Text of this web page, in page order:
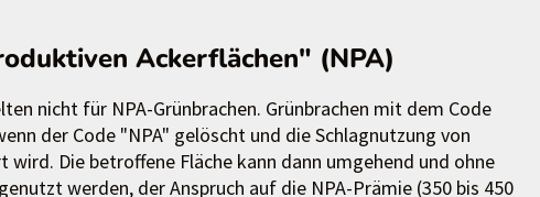
Ackerflächen" (NPA)
nicht für NPA-Grünbrachen. Grünbrachen mit dem Code
der Code "NPA" gelöscht und die Schlagnutzung von
Die betroffene Fläche kann dann umgehend und ohne
werden, der Anspruch auf die NPA-Prämie (350 bis 450